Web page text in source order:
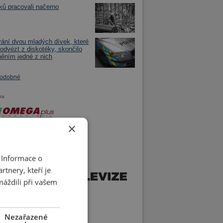
pracovali načerno
dvou mladých dívek, které
z diskotéky, skončilo
jedné z nich
×
o
kteří je
při vašem
Nezařazené